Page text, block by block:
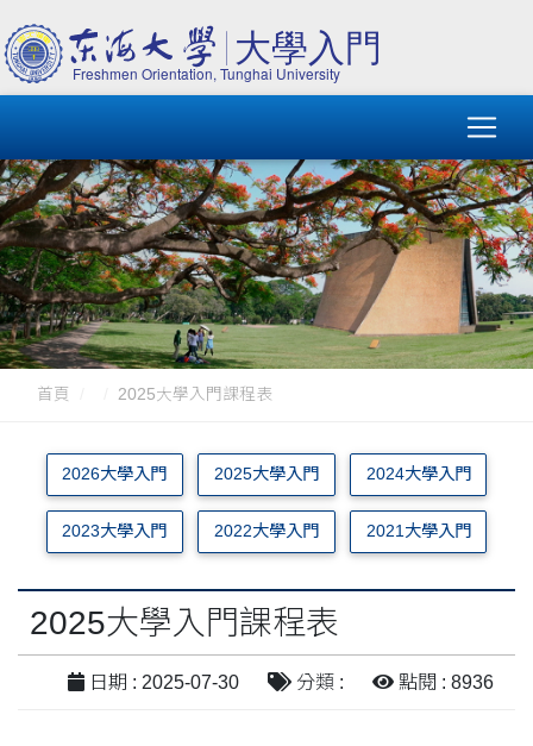
首頁 2025大學入門課程表
2026大學入門 2025大學入門 2024大學入門
2023大學入門 2022大學入門 2021大學入門
2025大學入門課程表
日期 : 2025-07-30 分類 : 點閱 : 8936